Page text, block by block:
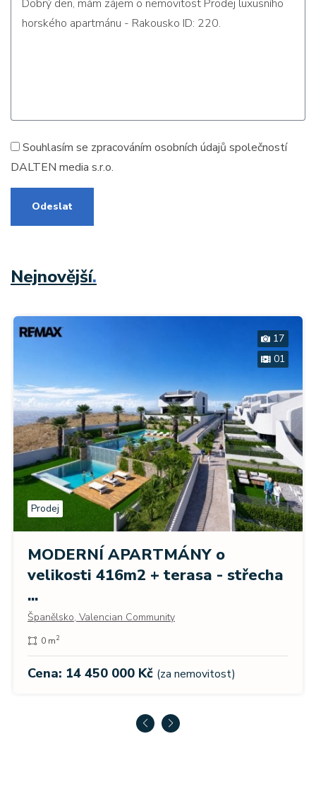
Souhlasím se zpracováním osobních údajů společností
DALTEN media s.r.o.
Odeslat
Nejnovější.
17
01
Prodej
MODERNÍ APARTMÁNY o
velikosti 416m2 + terasa - střecha
...
Španělsko, Valencian Community
0 m2
Cena: 14 450 000 Kč (za nemovitost)